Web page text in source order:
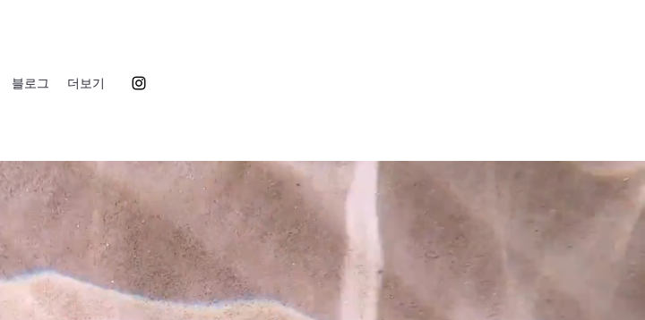
블로그 더보기